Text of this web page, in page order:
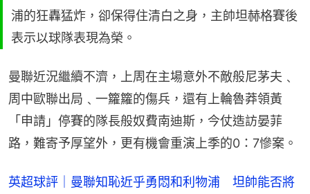
浦的狂轟猛炸，卻保得住清白之身，主帥坦赫格賽後
表示以球隊表現為榮。
曼聯近況繼續不濟，上周在主場意外不敵般尼茅夫﹑
周中歐聯出局﹑一籮籮的傷兵，還有上輪魯莽領黃
「申請」停賽的隊長般奴費南迪斯，今仗造訪晏菲
路，難寄予厚望外，更有機會重演上季的0：7慘案。
英超球評｜曼聯知恥近乎勇悶和利物浦　坦帥能否將